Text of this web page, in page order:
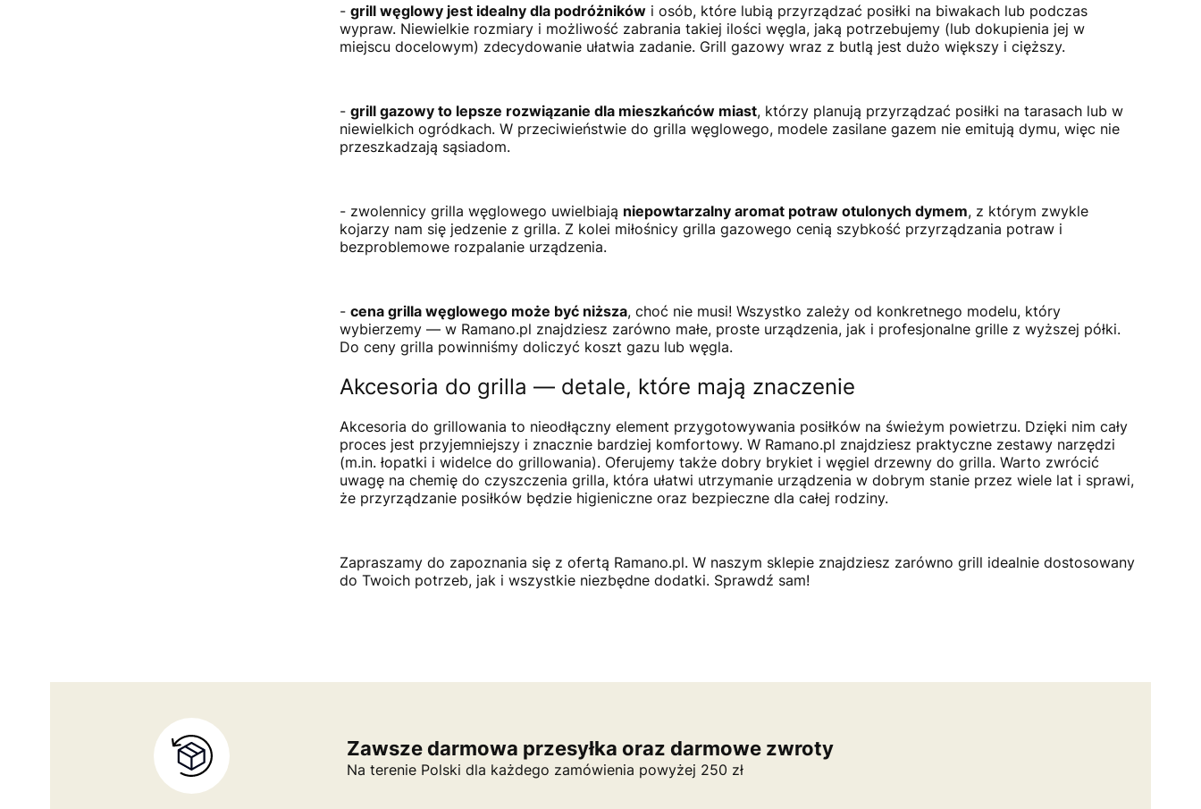
- grill węglowy jest idealny dla podróżników i osób, które lubią przyrządzać posiłki na biwakach lub podczas
wypraw. Niewielkie rozmiary i możliwość zabrania takiej ilości węgla, jaką potrzebujemy (lub dokupienia jej w
miejscu docelowym) zdecydowanie ułatwia zadanie. Grill gazowy wraz z butlą jest dużo większy i cięższy.
- grill gazowy to lepsze rozwiązanie dla mieszkańców miast, którzy planują przyrządzać posiłki na tarasach lub w
niewielkich ogródkach. W przeciwieństwie do grilla węglowego, modele zasilane gazem nie emitują dymu, więc nie
przeszkadzają sąsiadom.
- zwolennicy grilla węglowego uwielbiają niepowtarzalny aromat potraw otulonych dymem, z którym zwykle
kojarzy nam się jedzenie z grilla. Z kolei miłośnicy grilla gazowego cenią szybkość przyrządzania potraw i
bezproblemowe rozpalanie urządzenia.
- cena grilla węglowego może być niższa, choć nie musi! Wszystko zależy od konkretnego modelu, który
wybierzemy — w Ramano.pl znajdziesz zarówno małe, proste urządzenia, jak i profesjonalne grille z wyższej półki.
Do ceny grilla powinniśmy doliczyć koszt gazu lub węgla.
Akcesoria do grilla — detale, które mają znaczenie
Akcesoria do grillowania to nieodłączny element przygotowywania posiłków na świeżym powietrzu. Dzięki nim cały
proces jest przyjemniejszy i znacznie bardziej komfortowy. W Ramano.pl znajdziesz praktyczne zestawy narzędzi
(m.in. łopatki i widelce do grillowania). Oferujemy także dobry brykiet i węgiel drzewny do grilla. Warto zwrócić
uwagę na chemię do czyszczenia grilla, która ułatwi utrzymanie urządzenia w dobrym stanie przez wiele lat i sprawi,
że przyrządzanie posiłków będzie higieniczne oraz bezpieczne dla całej rodziny.
Zapraszamy do zapoznania się z ofertą Ramano.pl. W naszym sklepie znajdziesz zarówno grill idealnie dostosowany
do Twoich potrzeb, jak i wszystkie niezbędne dodatki. Sprawdź sam!
Zawsze darmowa przesyłka oraz darmowe zwroty
Na terenie Polski dla każdego zamówienia powyżej 250 zł